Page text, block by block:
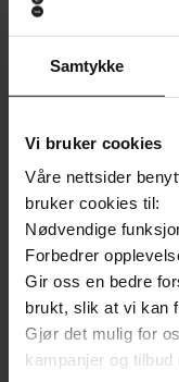
Samtykke
Vi bruker cookies
Våre nettsider
bruker cookies til:
Nødvendige
Forbedrer
Gir oss en bedre
brukt, slik at vi kan
Gjør det mulig for
kampanjer og
Vinner av
199,-
Minnesota